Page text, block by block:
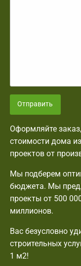
Отправить
Оформляйте
стоимости дома
проектов от
Мы подберем
бюджета. Мы
проекты от 500
миллионов.
Вас безусловно
строительных
1 м2!